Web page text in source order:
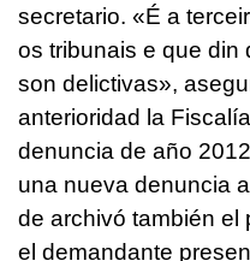
secretario. «É a
os tribunais e que din
son delictivas»,
anterioridad la
denuncia de año
una nueva denuncia
de archivó también el
el demandante